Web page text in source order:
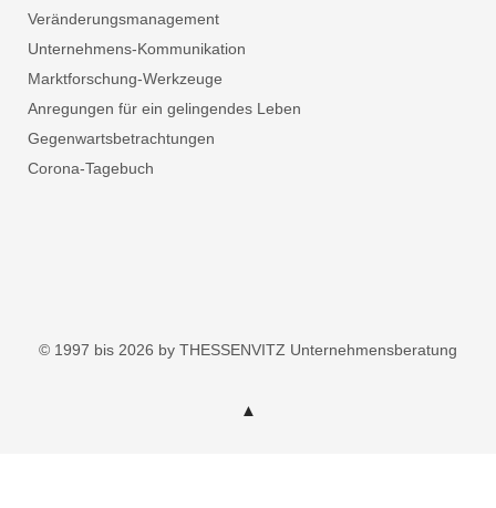
Veränderungsmanagement
Unternehmens-Kommunikation
Marktforschung-Werkzeuge
Anregungen für ein gelingendes Leben
Gegenwartsbetrachtungen
Corona-Tagebuch
© 1997 bis 2026 by THESSENVITZ Unternehmensberatung